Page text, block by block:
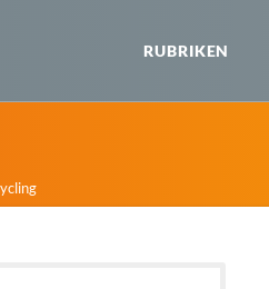
RUBRIKEN